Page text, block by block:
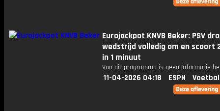
Eurojackpot KNVB Beker: PSV
wedstrijd volledig om en scoort
in 1 minuut
Van dit programma is geen informatie
11-04-2026 04:18 ESPN